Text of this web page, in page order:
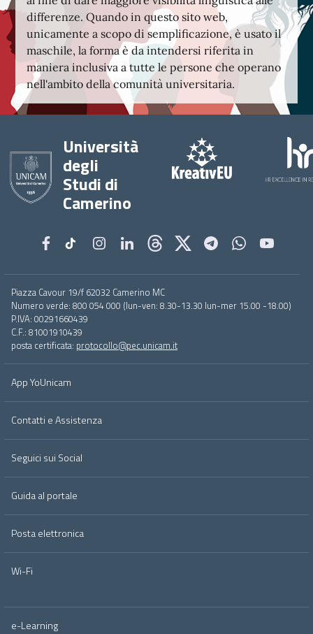
differenze. Quando in questo sito web,
unicamente a scopo di semplificazione, è usato il
maschile, la forma è da intendersi riferita in
maniera inclusiva a tutte le persone che operano
nell'ambito della comunità universitaria.
Università
degli
Studi di
Camerino
Footer
menu
full
Piazza Cavour 19/f 62032 Camerino MC
Numero verde: 800 054 000 (lun-ven: 8.30-13.30 lun-mer 15.00 -18.00)
P.IVA: 00291660439
C.F.: 81001910439
posta certificata: protocollo@pec.unicam.it
App YoUnicam
Contatti e Assistenza
Seguici sui Social
Guida al portale
Posta elettronica
Wi-Fi
e-Learning